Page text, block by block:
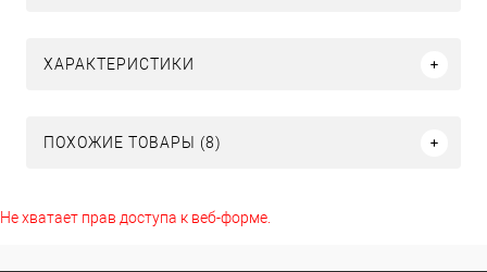
ХАРАКТЕРИСТИКИ
ПОХОЖИЕ ТОВАРЫ (8)
Не хватает прав доступа к веб-форме.